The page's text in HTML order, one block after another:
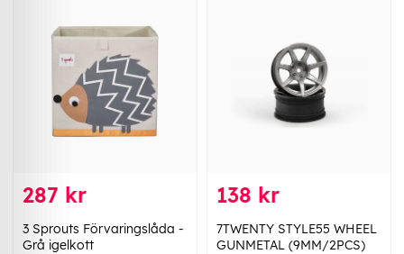
287 kr
3 Sprouts Förvaringslåda -
Grå igelkott
138 kr
7TWENTY STYLE55 WHEEL
GUNMETAL (9MM/2PCS)